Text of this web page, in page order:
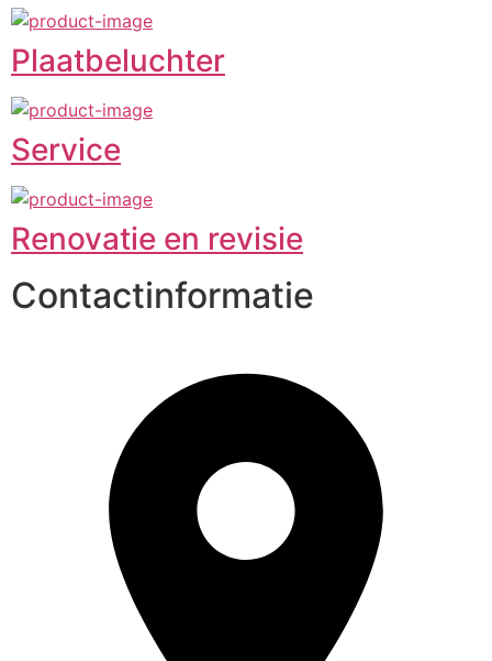
Plaatbeluchter
Service
Renovatie en revisie
Contactinformatie